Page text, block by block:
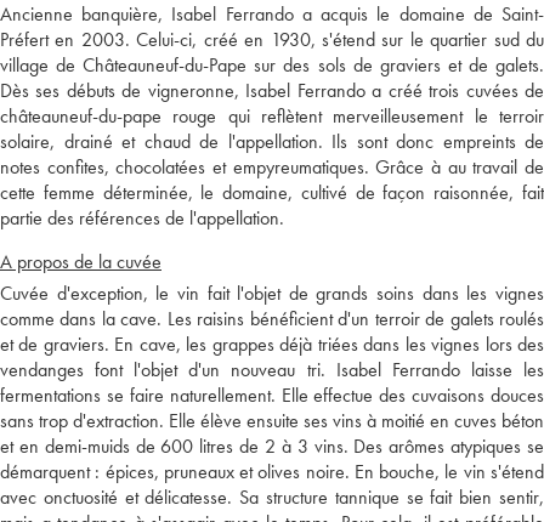
Ancienne banquière, Isabel Ferrando a acquis le domaine de Saint-
Préfert en 2003. Celui-ci, créé en 1930, s'étend sur le quartier sud du
village de Châteauneuf-du-Pape sur des sols de graviers et de galets.
Dès ses débuts de vigneronne, Isabel Ferrando a créé trois cuvées de
châteauneuf-du-pape rouge qui reflètent merveilleusement le terroir
solaire, drainé et chaud de l'appellation. Ils sont donc empreints de
notes confites, chocolatées et empyreumatiques. Grâce à au travail de
cette femme déterminée, le domaine, cultivé de façon raisonnée, fait
partie des références de l'appellation.
A propos de la cuvée
Cuvée d'exception, le vin fait l'objet de grands soins dans les vignes
comme dans la cave. Les raisins bénéficient d'un terroir de galets roulés
et de graviers. En cave, les grappes déjà triées dans les vignes lors des
vendanges font l'objet d'un nouveau tri. Isabel Ferrando laisse les
fermentations se faire naturellement. Elle effectue des cuvaisons douces
sans trop d'extraction. Elle élève ensuite ses vins à moitié en cuves béton
et en demi-muids de 600 litres de 2 à 3 vins. Des arômes atypiques se
démarquent : épices, pruneaux et olives noire. En bouche, le vin s'étend
avec onctuosité et délicatesse. Sa structure tannique se fait bien sentir,